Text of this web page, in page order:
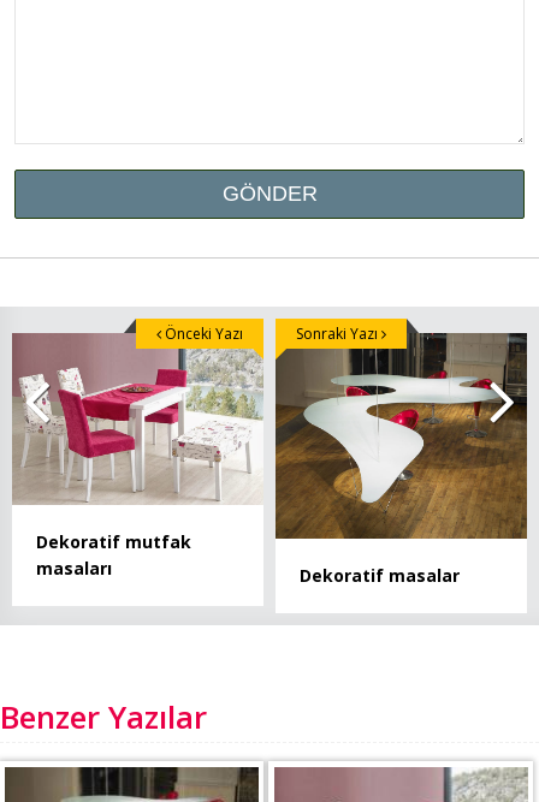
Dekoratif mutfak
masaları
Önceki Yazı
Dekoratif masalar
Sonraki Yazı
Benzer Yazılar